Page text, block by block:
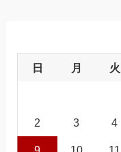
日 月 火
2 3 4